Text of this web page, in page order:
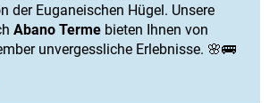
der Euganeischen Hügel. Unsere
Abano Terme bieten Ihnen von
unvergessliche Erlebnisse. 🌸🚌